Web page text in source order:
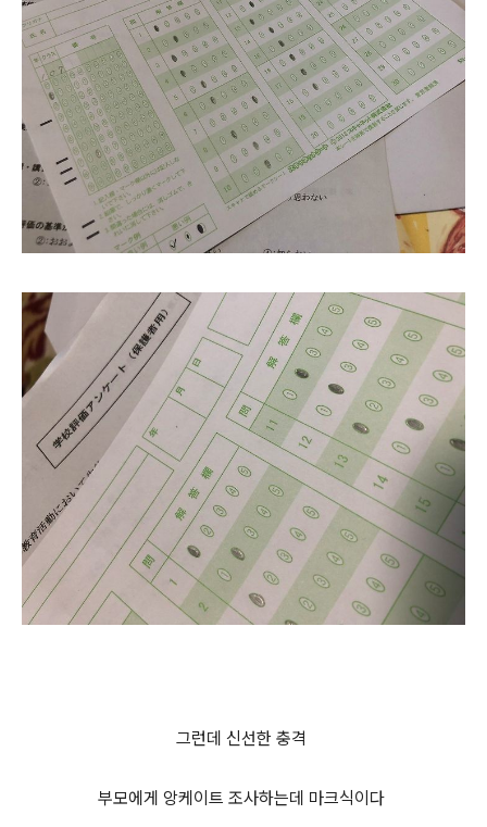
그런데 신선한 충격
부모에게 앙케이트 조사하는데 마크식이다